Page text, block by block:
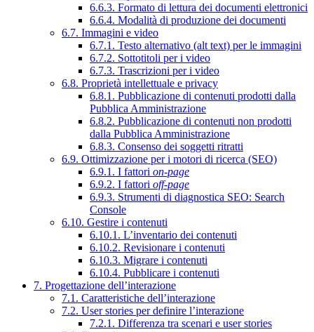
6.6.3. Formato di lettura dei documenti elettronici
6.6.4. Modalità di produzione dei documenti
6.7. Immagini e video
6.7.1. Testo alternativo (alt text) per le immagini
6.7.2. Sottotitoli per i video
6.7.3. Trascrizioni per i video
6.8. Proprietà intellettuale e privacy
6.8.1. Pubblicazione di contenuti prodotti dalla
Pubblica Amministrazione
6.8.2. Pubblicazione di contenuti non prodotti
dalla Pubblica Amministrazione
6.8.3. Consenso dei soggetti ritratti
6.9. Ottimizzazione per i motori di ricerca (SEO)
6.9.1. I fattori on-page
6.9.2. I fattori off-page
6.9.3. Strumenti di diagnostica SEO: Search
Console
6.10. Gestire i contenuti
6.10.1. L’inventario dei contenuti
6.10.2. Revisionare i contenuti
6.10.3. Migrare i contenuti
6.10.4. Pubblicare i contenuti
7. Progettazione dell’interazione
7.1. Caratteristiche dell’interazione
7.2. User stories per definire l’interazione
7.2.1. Differenza tra scenari e user stories